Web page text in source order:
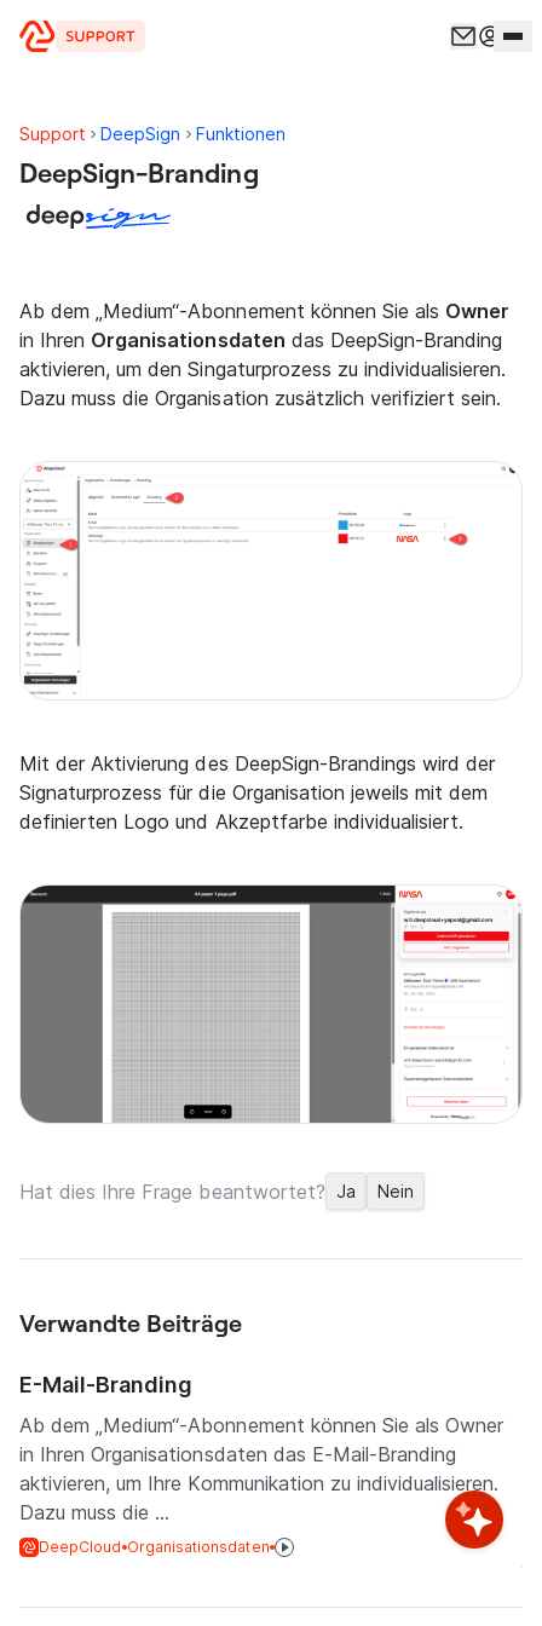
Support DeepSign Funktionen
DeepSign-Branding
Ab dem „Medium“-Abonnement können Sie als Owner
in Ihren Organisationsdaten das DeepSign-Branding
aktivieren, um den Singaturprozess zu individualisieren.
Dazu muss die Organisation zusätzlich verifiziert sein.
Mit der Aktivierung des DeepSign-Brandings wird der
Signaturprozess für die Organisation jeweils mit dem
definierten Logo und Akzeptfarbe individualisiert.
Hat dies Ihre Frage beantwortet? Ja Nein
Verwandte Beiträge
E-Mail-Branding
Ab dem „Medium“-Abonnement können Sie als Owner
in Ihren Organisationsdaten das E-Mail-Branding
aktivieren, um Ihre Kommunikation zu individualisieren.
Dazu muss die ...
DeepCloud Organisationsdaten